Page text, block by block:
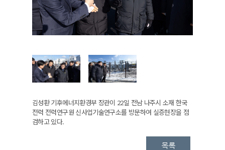
김성환 기후에너지환경부 장관이 22일 전남 나주시 소재 한국
전력 전력연구원 신사업기술연구소를 방문하여 실증현장을 점
검하고 있다.